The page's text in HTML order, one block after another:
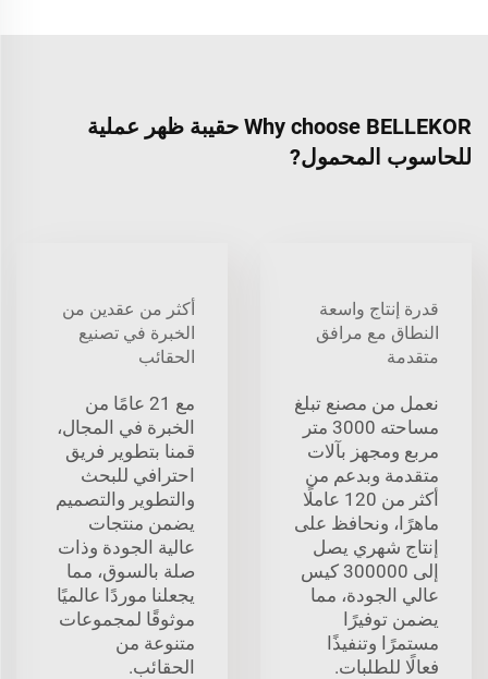
Why choose BELLEKOR حقيبة ظهر عملية
للحاسوب المحمول?
قدرة إنتاج واسعة
النطاق مع مرافق
متقدمة
نعمل من مصنع تبلغ
مساحته 3000 متر
مربع ومجهز بآلات
متقدمة وبدعم من
أكثر من 120 عاملًا
ماهرًا، ونحافظ على
إنتاج شهري يصل
إلى 300000 كيس
عالي الجودة، مما
يضمن توفيرًا
مستمرًا وتنفيذًا
فعالًا للطلبات.
أكثر من عقدين من
الخبرة في تصنيع
الحقائب
مع 21 عامًا من
الخبرة في المجال،
قمنا بتطوير فريق
احترافي للبحث
والتطوير والتصميم
يضمن منتجات
عالية الجودة وذات
صلة بالسوق، مما
يجعلنا موردًا عالميًا
موثوقًا لمجموعات
متنوعة من
الحقائب.